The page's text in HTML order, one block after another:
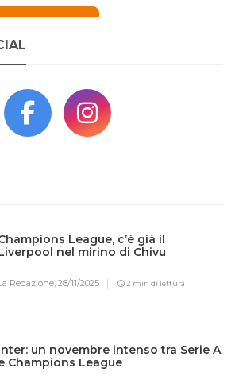
League, c’è già il
nel mirino di Chivu
Redazione,28/11/2025 2 min di lettura
un novembre intenso tra Serie A
Champions League